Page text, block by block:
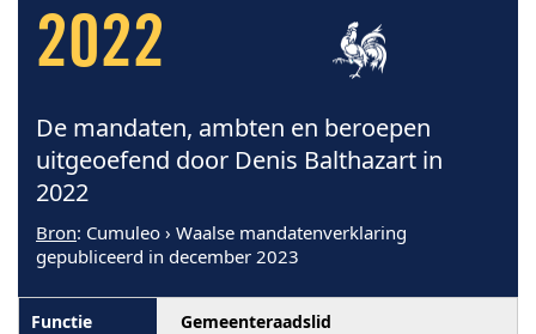
2022
De mandaten, ambten en beroepen
uitgeoefend door Denis Balthazart in
2022
Bron: Cumuleo › Waalse mandatenverklaring
gepubliceerd in december 2023
Gemeenteraadslid